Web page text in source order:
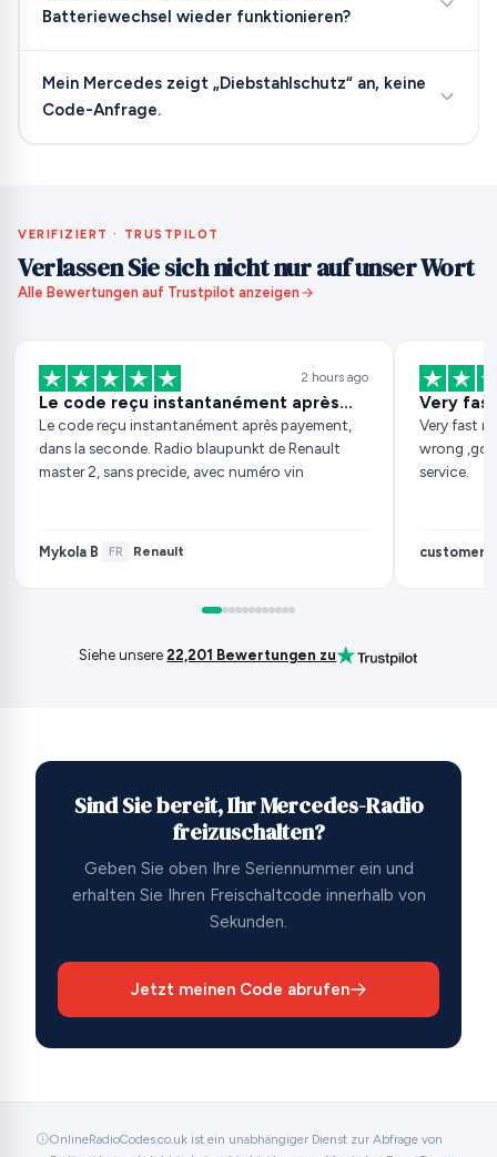
Batteriewechsel wieder funktionieren?
Mein Mercedes zeigt „Diebstahlschutz“ an, keine
Code-Anfrage.
VERIFIZIERT · TRUSTPILOT
Verlassen Sie sich nicht nur auf unser Wort
Alle Bewertungen auf Trustpilot anzeigen
2 hours ago
Le code reçu instantanément après…
Le code reçu instantanément après payement,
dans la seconde. Radio blaupunkt de Renault
master 2, sans precide, avec numéro vin
Mykola B· FR ·Renault
Very
Very fast
wrong
service.
customer
Siehe unsere22,201 Bewertungen zu
Sind Sie bereit, Ihr Mercedes-Radio
freizuschalten?
Geben Sie oben Ihre Seriennummer ein und
erhalten Sie Ihren Freischaltcode innerhalb von
Sekunden.
Jetzt meinen Code abrufen
OnlineRadioCodes.co.uk ist ein unabhängiger Dienst zur Abfrage von